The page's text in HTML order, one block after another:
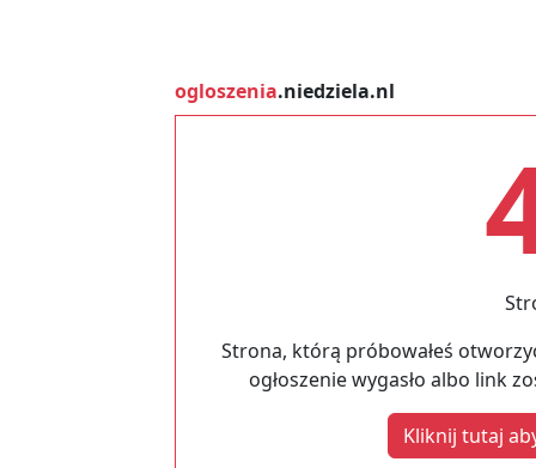
ogloszenia.niedziela.nl
Strona, którą próbowałeś
ogłoszenie wygasło albo link
Kliknij tutaj